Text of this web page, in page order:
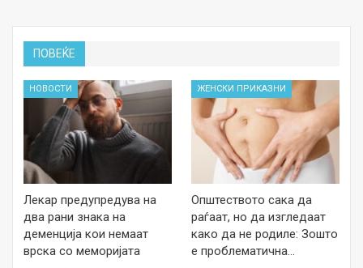
ПОВЕЌЕ
НОВОСТИ
Лекар предупредува на
два рани знака на
деменција кои немаат
врска со меморијата
ЖЕНСКИ ПРИКАЗНИ
Општеството сака да
раѓаат, но да изгледаат
како да не родиле: Зошто
е проблематична…